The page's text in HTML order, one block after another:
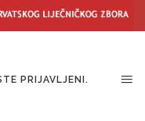
PRIJAVLJENI.